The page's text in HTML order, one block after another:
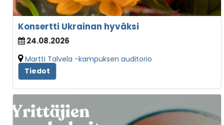
Konsertti Ukrainan hyväksi
24.08.2026
Martti Talvela -kampuksen auditorio
Tiedot